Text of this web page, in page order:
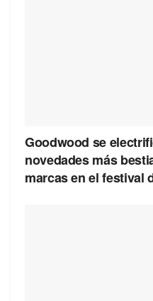
Goodwood se
novedades más
marcas en el festival